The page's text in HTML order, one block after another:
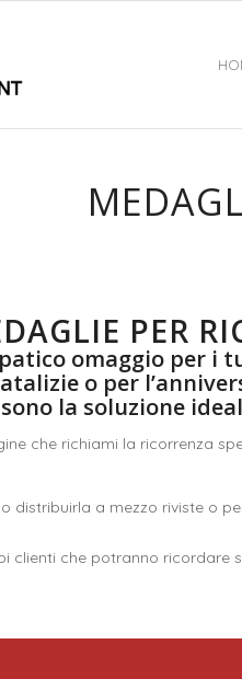
PER
omaggio per i
o per
la soluzione
che richiami la ricorrenza
distribuirla a mezzo riviste o
clienti che potranno ricordare